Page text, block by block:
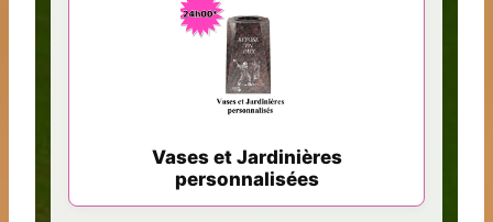
Vases et Jardinières
personnalisées